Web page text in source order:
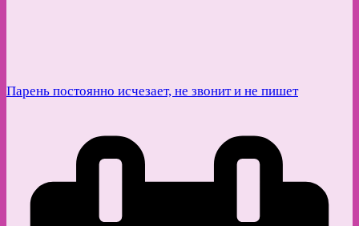
Парень постоянно исчезает, не звонит и не пишет